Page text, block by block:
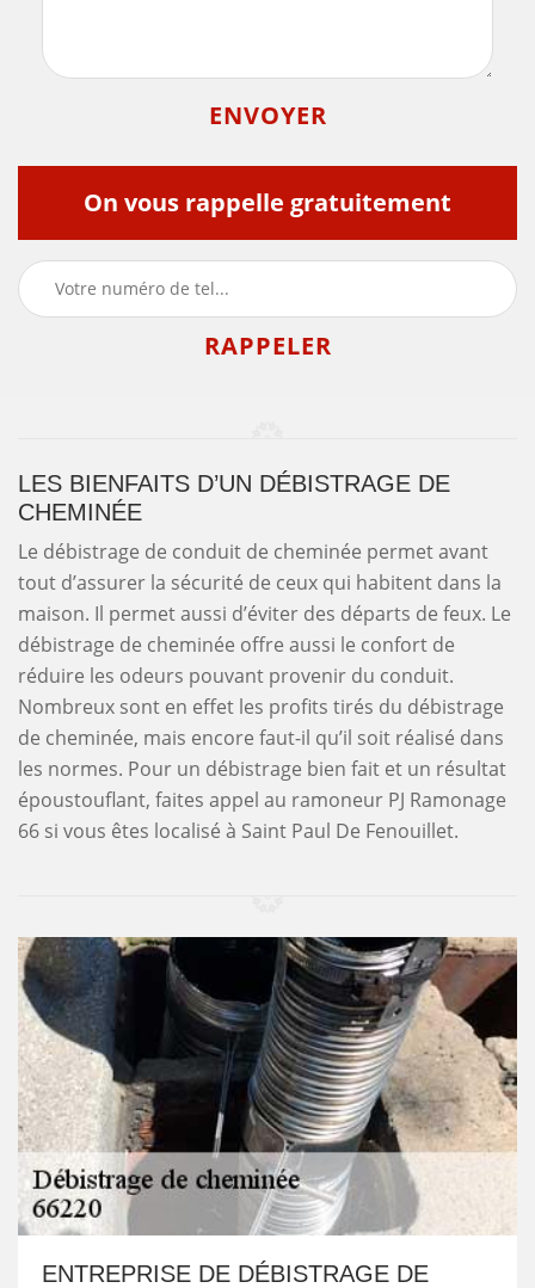
On vous rappelle gratuitement
LES BIENFAITS D’UN DÉBISTRAGE DE
CHEMINÉE
Le débistrage de conduit de cheminée permet avant
tout d’assurer la sécurité de ceux qui habitent dans la
maison. Il permet aussi d’éviter des départs de feux. Le
débistrage de cheminée offre aussi le confort de
réduire les odeurs pouvant provenir du conduit.
Nombreux sont en effet les profits tirés du débistrage
de cheminée, mais encore faut-il qu’il soit réalisé dans
les normes. Pour un débistrage bien fait et un résultat
époustouflant, faites appel au ramoneur PJ Ramonage
66 si vous êtes localisé à Saint Paul De Fenouillet.
ENTREPRISE DE DÉBISTRAGE DE